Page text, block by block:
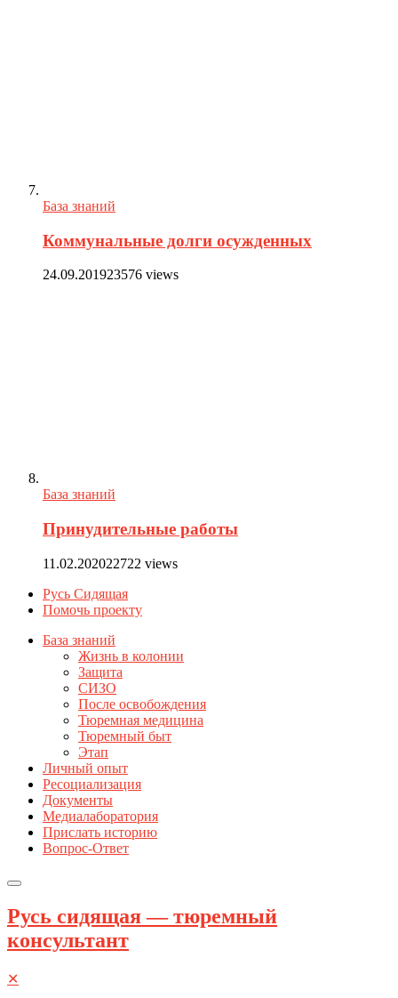
База знаний
Коммунальные долги осужденных
24.09.201923576 views
База знаний
Принудительные работы
11.02.202022722 views
Русь Сидящая
Помочь проекту
База знаний
Жизнь в колонии
Защита
СИЗО
После освобождения
Тюремная медицина
Тюремный быт
Этап
Личный опыт
Ресоциализация
Документы
Медиалаборатория
Прислать историю
Вопрос-Ответ
Русь сидящая — тюремный
консультант
✕